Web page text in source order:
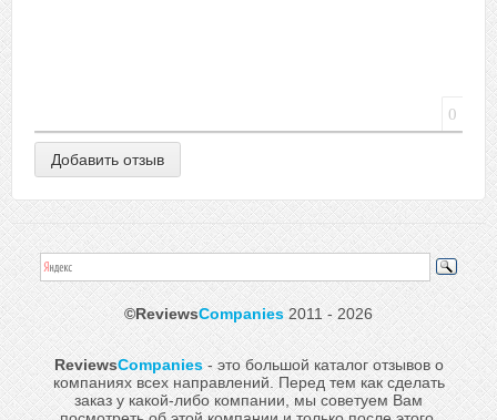
0
©ReviewsCompanies2011 - 2026
ReviewsCompanies- это большой каталог отзывов о
компаниях всех направлений. Перед тем как сделать
заказ у какой-либо компании, мы советуем Вам